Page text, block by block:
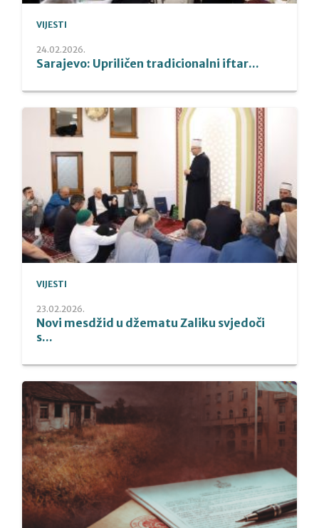
VIJESTI
24.02.2026.
Sarajevo: Upriličen tradicionalni iftar...
VIJESTI
23.02.2026.
Novi mesdžid u džematu Zaliku svjedoči
s...